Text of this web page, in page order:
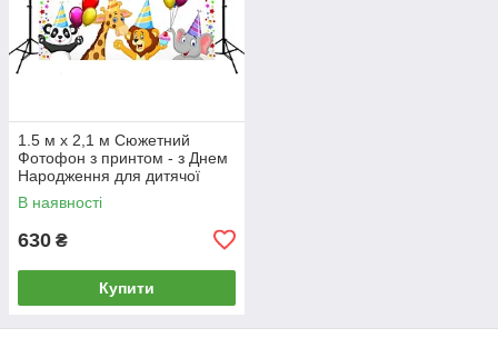
1.5 м x 2,1 м Сюжетний
Фотофон з принтом - з Днем
Народження для дитячої
фотозоні, фотозоні для дітей,
вініл
В наявності
630 ₴
Купити